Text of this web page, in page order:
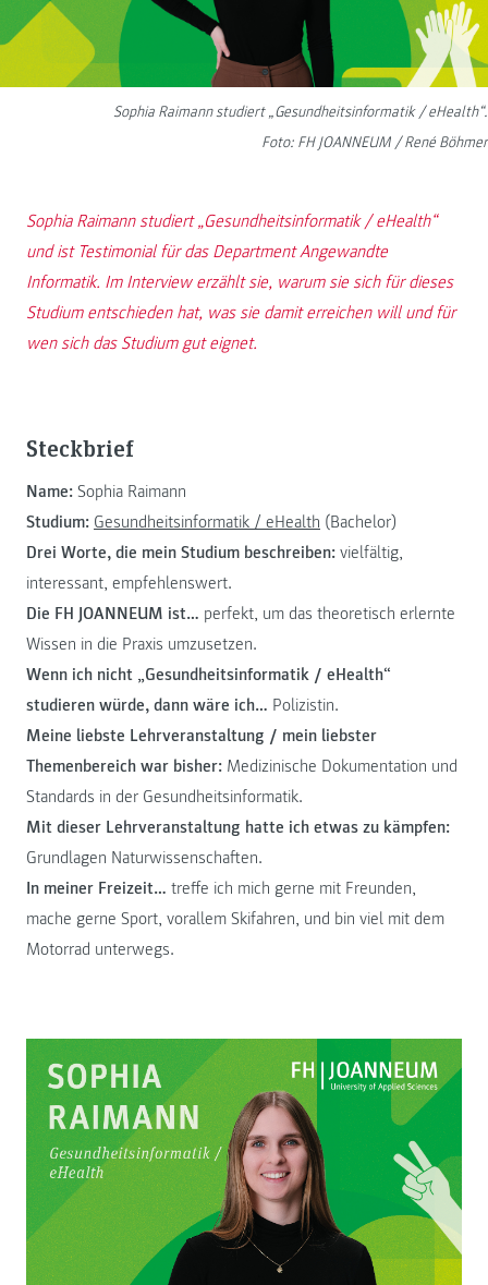
Sophia Raimann studiert „Gesundheitsinformatik / eHealth“.
Foto: FH JOANNEUM / René Böhmer
Sophia Raimann studiert „Gesundheitsinformatik / eHealth“
und ist Testimonial für das Department Angewandte
Informatik. Im Interview erzählt sie, warum sie sich für dieses
Studium entschieden hat, was sie damit erreichen will und für
wen sich das Studium gut eignet.
Steckbrief
Name: Sophia Raimann
Studium: Gesundheitsinformatik / eHealth (Bachelor)
Drei Worte, die mein Studium beschreiben: vielfältig,
interessant, empfehlenswert.
Die FH JOANNEUM ist… perfekt, um das theoretisch erlernte
Wissen in die Praxis umzusetzen.
Wenn ich nicht „Gesundheitsinformatik / eHealth“
studieren würde, dann wäre ich… Polizistin.
Meine liebste Lehrveranstaltung / mein liebster
Themenbereich war bisher: Medizinische Dokumentation und
Standards in der Gesundheitsinformatik.
Mit dieser Lehrveranstaltung hatte ich etwas zu kämpfen:
Grundlagen Naturwissenschaften.
In meiner Freizeit… treffe ich mich gerne mit Freunden,
mache gerne Sport, vorallem Skifahren, und bin viel mit dem
Motorrad unterwegs.